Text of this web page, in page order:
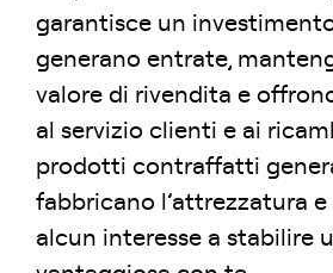
garantisce un
generano entrate,
valore di rivendita e
al servizio clienti e ai
prodotti contraffatti
fabbricano l’attrezzatura
alcun interesse a stabilire